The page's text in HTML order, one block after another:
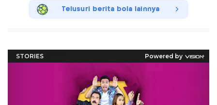
Telusuri berita bola lainnya